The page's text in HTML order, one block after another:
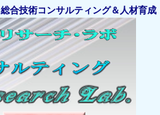
総合技術コンサルティング＆人材育成